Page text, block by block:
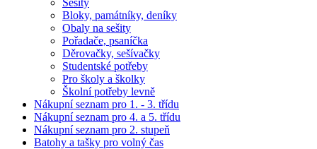
Sešity
Bloky, památníky, deníky
Obaly na sešity
Pořadače, psaníčka
Děrovačky, sešívačky
Studentské potřeby
Pro školy a školky
Školní potřeby levně
Nákupní seznam pro 1. - 3. třídu
Nákupní seznam pro 4. a 5. třídu
Nákupní seznam pro 2. stupeň
Batohy a tašky pro volný čas